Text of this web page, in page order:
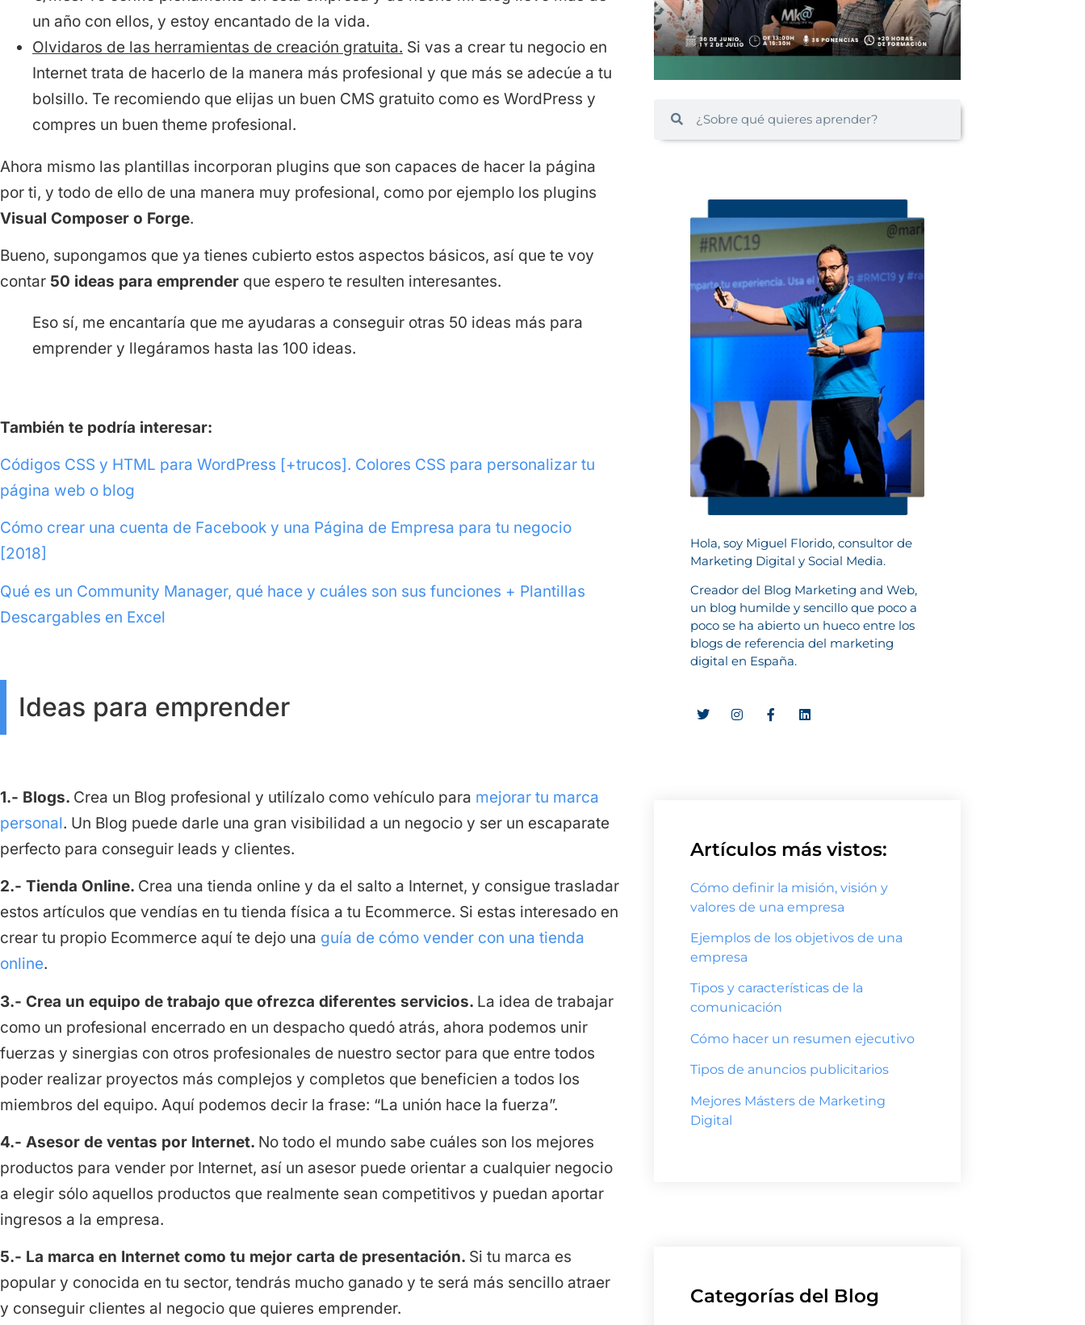
un año con ellos, y estoy encantado de la vida.
Olvidaros de las herramientas de creación gratuita. Si vas a crear tu negocio en
Internet trata de hacerlo de la manera más profesional y que más se adecúe a tu
bolsillo. Te recomiendo que elijas un buen CMS gratuito como es WordPress y
compres un buen theme profesional.
Ahora mismo las plantillas incorporan plugins que son capaces de hacer la página
por ti, y todo de ello de una manera muy profesional, como por ejemplo los plugins
Visual Composer o Forge.
Bueno, supongamos que ya tienes cubierto estos aspectos básicos, así que te voy
contar 50 ideas para emprender que espero te resulten interesantes.
Eso sí, me encantaría que me ayudaras a conseguir otras 50 ideas más para
emprender y llegáramos hasta las 100 ideas.
También te podría interesar:
Códigos CSS y HTML para WordPress [+trucos]. Colores CSS para personalizar tu
página web o blog
Cómo crear una cuenta de Facebook y una Página de Empresa para tu negocio
[2018]
Qué es un Community Manager, qué hace y cuáles son sus funciones + Plantillas
Descargables en Excel
Ideas para emprender
1.- Blogs. Crea un Blog profesional y utilízalo como vehículo para mejorar tu marca
personal. Un Blog puede darle una gran visibilidad a un negocio y ser un escaparate
perfecto para conseguir leads y clientes.
2.- Tienda Online. Crea una tienda online y da el salto a Internet, y consigue trasladar
estos artículos que vendías en tu tienda física a tu Ecommerce. Si estas interesado en
crear tu propio Ecommerce aquí te dejo una guía de cómo vender con una tienda
online.
3.- Crea un equipo de trabajo que ofrezca diferentes servicios. La idea de trabajar
como un profesional encerrado en un despacho quedó atrás, ahora podemos unir
fuerzas y sinergias con otros profesionales de nuestro sector para que entre todos
poder realizar proyectos más complejos y completos que beneficien a todos los
miembros del equipo. Aquí podemos decir la frase: “La unión hace la fuerza”.
4.- Asesor de ventas por Internet. No todo el mundo sabe cuáles son los mejores
productos para vender por Internet, así un asesor puede orientar a cualquier negocio
a elegir sólo aquellos productos que realmente sean competitivos y puedan aportar
ingresos a la empresa.
5.- La marca en Internet como tu mejor carta de presentación. Si tu marca es
popular y conocida en tu sector, tendrás mucho ganado y te será más sencillo atraer
y conseguir clientes al negocio que quieres emprender.
Hola, soy Miguel Florido, consultor de
Marketing Digital y Social Media.
Creador del Blog Marketing and Web,
un blog humilde y sencillo que poco a
poco se ha abierto un hueco entre los
blogs de referencia del marketing
digital en España.
Artículos más vistos:
Cómo definir la misión, visión y
valores de una empresa
Ejemplos de los objetivos de una
empresa
Tipos y características de la
comunicación
Cómo hacer un resumen ejecutivo
Tipos de anuncios publicitarios
Mejores Másters de Marketing
Digital
Categorías del Blog